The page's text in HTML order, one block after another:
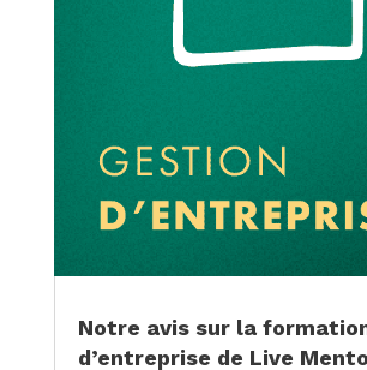
Notre avis sur la
d’entreprise de Live